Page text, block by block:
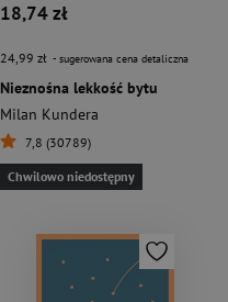
18,74 zł
24,99 zł - sugerowana cena detaliczna
Nieznośna lekkość bytu
Milan Kundera
7,8 (30789)
Chwilowo niedostępny